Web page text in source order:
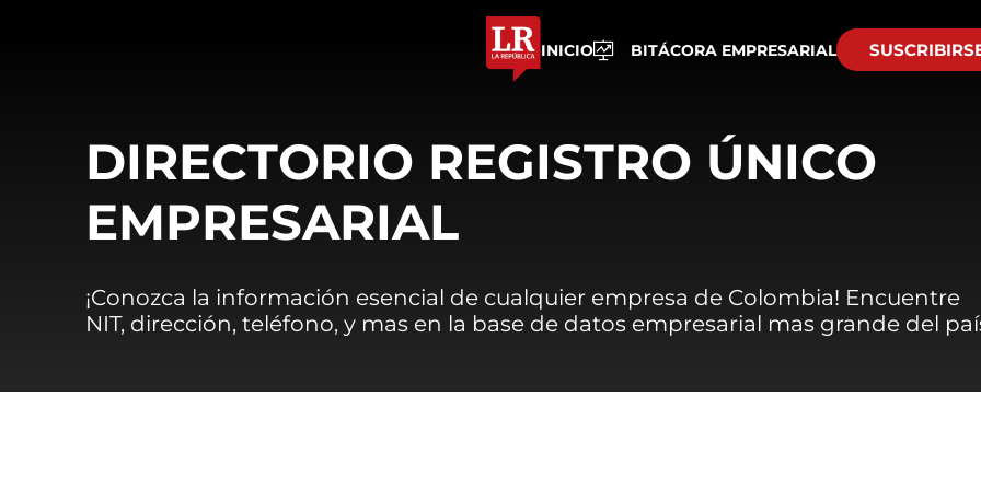
INICIO BITÁCORA EMPRESARIAL
DIRECTORIO REGISTRO ÚNICO
EMPRESARIAL
¡Conozca la información esencial de cualquier empresa de Colombia! Encuentre
NIT, dirección, teléfono, y mas en la base de datos empresarial mas grande del